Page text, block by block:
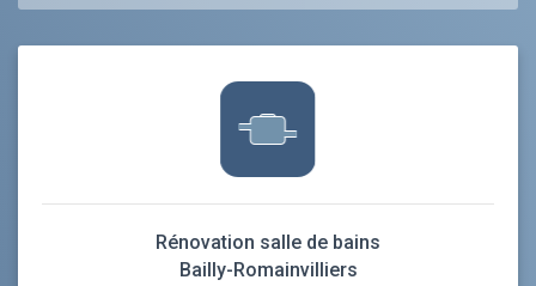
Rénovation salle de bains
Bailly-Romainvilliers